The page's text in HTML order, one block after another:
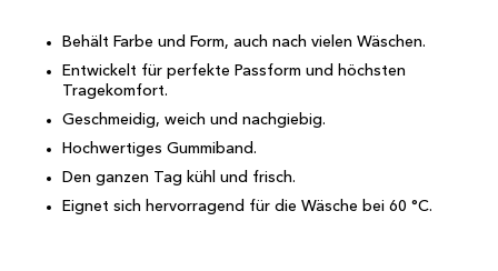
Behält Farbe und Form, auch nach vielen Wäschen.
Entwickelt für perfekte Passform und höchsten
Tragekomfort.
Geschmeidig, weich und nachgiebig.
Hochwertiges Gummiband.
Den ganzen Tag kühl und frisch.
Eignet sich hervorragend für die Wäsche bei 60 °C.